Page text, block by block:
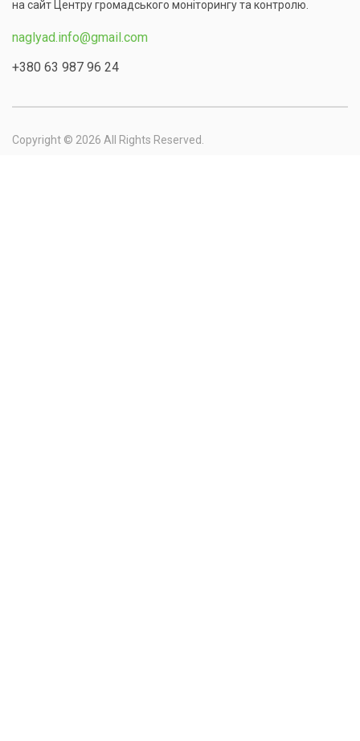
на сайт Центру громадського моніторингу та контролю.
naglyad.info@gmail.com
+380 63 987 96 24
Copyright © 2026 All Rights Reserved.